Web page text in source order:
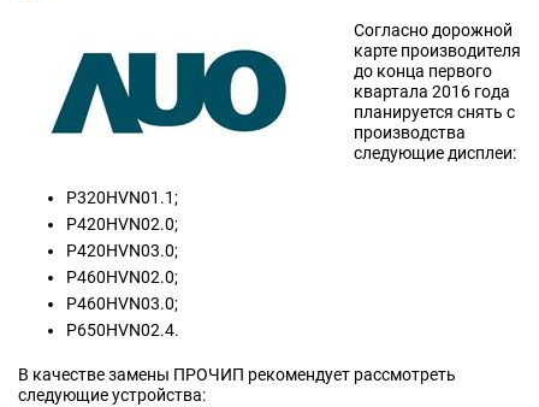
Согласно дорожной
карте производителя
до конца первого
квартала 2016 года
планируется снять с
производства
следующие дисплеи:
P320HVN01.1;
P420HVN02.0;
P420HVN03.0;
P460HVN02.0;
P460HVN03.0;
P650HVN02.4.
В качестве замены ПРОЧИП рекомендует рассмотреть
следующие устройства: